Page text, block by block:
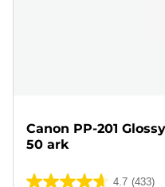
Canon PP-201
50 ark
4.7 (433)